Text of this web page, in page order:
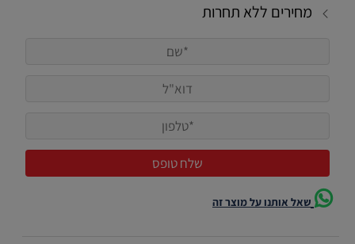
מחירים ללא תחרות
שאל אותנו על מוצר זה